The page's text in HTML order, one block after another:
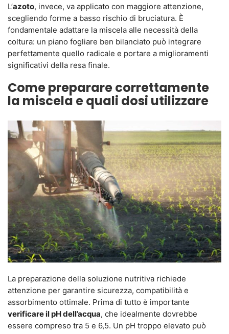
L’azoto, invece, va applicato con maggiore attenzione,
scegliendo forme a basso rischio di bruciatura. È
fondamentale adattare la miscela alle necessità della
coltura: un piano fogliare ben bilanciato può integrare
perfettamente quello radicale e portare a miglioramenti
significativi della resa finale.
Come preparare correttamente
la miscela e quali dosi utilizzare
La preparazione della soluzione nutritiva richiede
attenzione per garantire sicurezza, compatibilità e
assorbimento ottimale. Prima di tutto è importante
verificare il pH dell’acqua, che idealmente dovrebbe
essere compreso tra 5 e 6,5. Un pH troppo elevato può